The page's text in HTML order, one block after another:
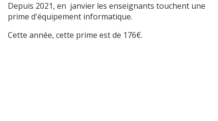
Depuis 2021, en janvier les enseignants touchent une
prime d'équipement informatique.
Cette année, cette prime est de 176€.